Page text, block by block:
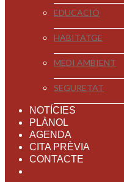
EDUCACIÓ
HABITATGE
MEDI AMBIENT
SEGURETAT
NOTÍCIES
PLÀNOL
AGENDA
CITA PRÈVIA
CONTACTE